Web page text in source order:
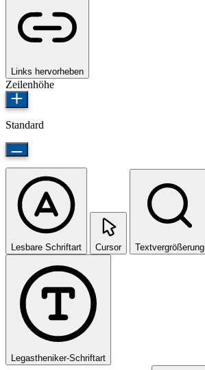
Links hervorheben
Zeilenhöhe
Standard
Lesbare Schriftart Cursor Textvergrößerung
Legastheniker-Schriftart